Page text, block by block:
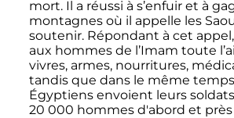
mort. Il a réussi à s’enfuir et à
montagnes où il appelle les
soutenir. Répondant à cet
aux hommes de l’Imam toute
vivres, armes, nourritures,
tandis que dans le même
Égyptiens envoient leurs
20 000 hommes d'abord et